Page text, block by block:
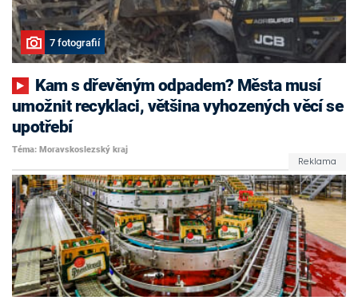
7 fotografií
umožnit recyklaci, většina vyhozených věcí se
upotřebí
Téma: Moravskoslezský kraj